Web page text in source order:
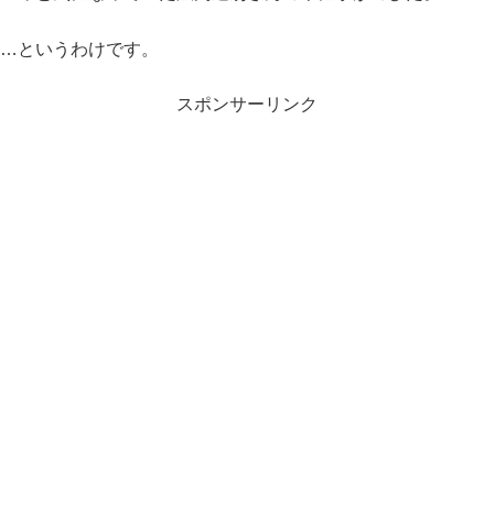
…というわけです。
スポンサーリンク